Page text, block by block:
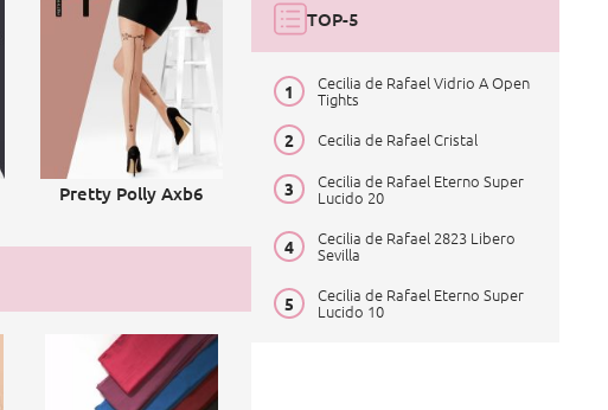
Pretty Polly Axb6
TOP-5
Cecilia de Rafael Vidrio A Open
Tights
Cecilia de Rafael Cristal
Cecilia de Rafael Eterno Super
Lucido 20
Cecilia de Rafael 2823 Libero
Sevilla
Cecilia de Rafael Eterno Super
Lucido 10